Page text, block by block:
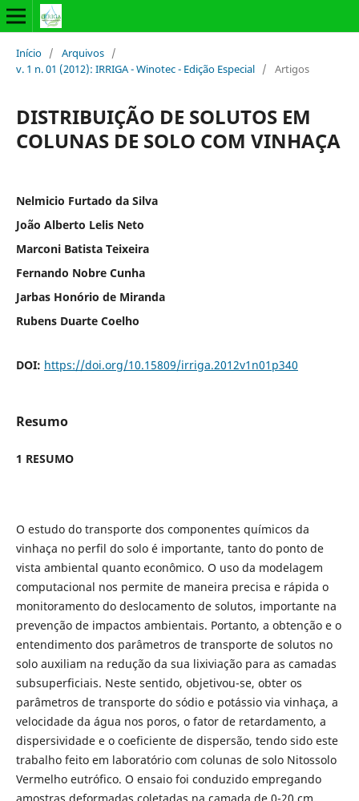
Início / Arquivos /
v. 1 n. 01 (2012): IRRIGA - Winotec - Edição Especial / Artigos
DISTRIBUIÇÃO DE SOLUTOS EM
COLUNAS DE SOLO COM VINHAÇA
Nelmicio Furtado da Silva
João Alberto Lelis Neto
Marconi Batista Teixeira
Fernando Nobre Cunha
Jarbas Honório de Miranda
Rubens Duarte Coelho
DOI: https://doi.org/10.15809/irriga.2012v1n01p340
Resumo
1 RESUMO
O estudo do transporte dos componentes químicos da
vinhaça no perfil do solo é importante, tanto do ponto de
vista ambiental quanto econômico. O uso da modelagem
computacional nos permite de maneira precisa e rápida o
monitoramento do deslocamento de solutos, importante na
prevenção de impactos ambientais. Portanto, a obtenção e o
entendimento dos parâmetros de transporte de solutos no
solo auxiliam na redução da sua lixiviação para as camadas
subsuperficiais. Neste sentido, objetivou-se, obter os
parâmetros de transporte do sódio e potássio via vinhaça, a
velocidade da água nos poros, o fator de retardamento, a
dispersividade e o coeficiente de dispersão, tendo sido este
trabalho feito em laboratório com colunas de solo Nitossolo
Vermelho eutrófico. O ensaio foi conduzido empregando